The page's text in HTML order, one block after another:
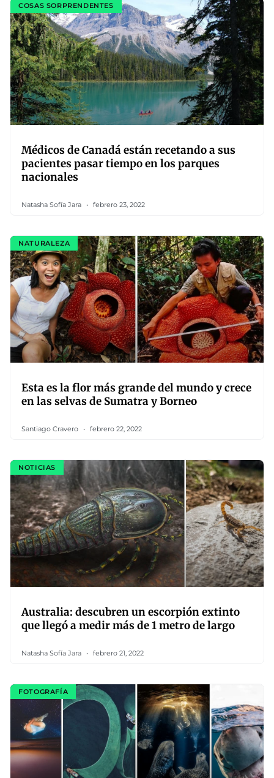
COSAS SORPRENDENTES
Médicos de Canadá están recetando a sus
pacientes pasar tiempo en los parques
nacionales
Natasha Sofía Jara febrero 23, 2022
NATURALEZA
Esta es la flor más grande del mundo y crece
en las selvas de Sumatra y Borneo
Santiago Cravero febrero 22, 2022
NOTICIAS
Australia: descubren un escorpión extinto
que llegó a medir más de 1 metro de largo
Natasha Sofía Jara febrero 21, 2022
FOTOGRAFÍA